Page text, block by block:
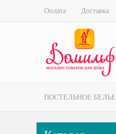
Оплата Доставка
ПОСТЕЛЬНОЕ БЕЛЬЕ